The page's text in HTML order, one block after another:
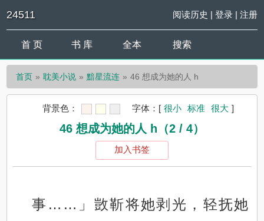
24511 阅读历史 | 登录| 注册
首 页 书 库 全本 搜索
首页 耽美小说 黯星流连 46 想成为她的人 h
背景色： 字体： [ 很小 标准 很大 ]
46 想成为她的人 h（2 / 4）
加入书签
事……」敳靳将她剥光，轻抚她